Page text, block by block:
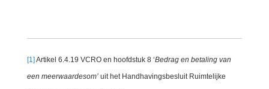
[1] Artikel 6.4.19 VCRO en hoofdstuk 8 ‘Bedrag en betaling van
een meerwaardesom’uit het Handhavingsbesluit Ruimtelijke